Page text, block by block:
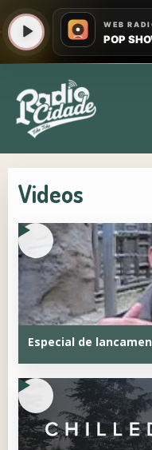
Videos
Especial de